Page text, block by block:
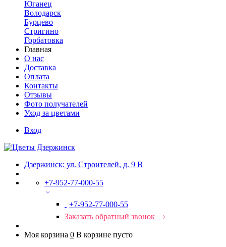
Юганец
Володарск
Бурцево
Стригино
Горбатовка
Главная
О нас
Доставка
Оплата
Контакты
Отзывы
Фото получателей
Уход за цветами
Вход
Дзержинск: ул. Строителей, д. 9 В
+7-952-77-000-55
+7-952-77-000-55
Заказать обратный звонок
Моя корзина 0 В корзине пусто